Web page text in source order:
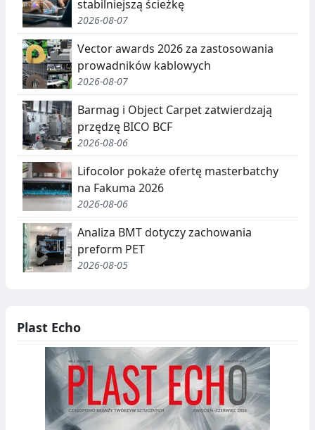
S
E
G
R
E
G
A
C
J
A
,
C
Y
K
L
A
O
stabilniejszą ścieżkę
2026-08-07
Vector awards 2026 za zastosowania
prowadników kablowych
2026-08-07
Barmag i Object Carpet zatwierdzają
przędzę BICO BCF
2026-08-06
Lifocolor pokaże ofertę masterbatchy
na Fakuma 2026
2026-08-06
Analiza BMT dotyczy zachowania
preform PET
2026-08-05
Plast Echo